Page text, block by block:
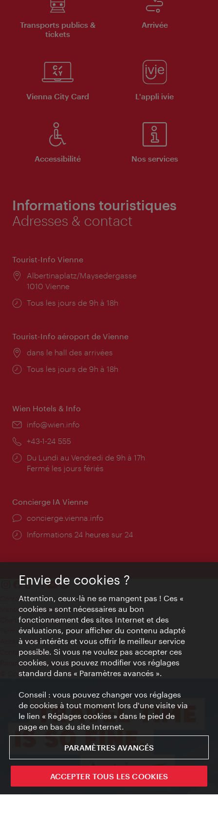
Transports publics &
tickets
Arrivée
Vienna City Card L'appli ivie
Accessibilité Nos services
Informations touristiques
Adresses & contact
Tourist-Info Vienne
Lieu:
Albertinaplatz/Maysedergasse
1010 Vienne
Horaires
Tous les jours de 9h à 18h
Tourist-Info aéroport de Vienne
Lieu:
dans le hall des arrivées
Horaires
Tous les jours de 9h à 18h
Wien Hotels & Info
E-
info@wien.info
Téléphone:
+43-1-24 555
Horaires
d'ouverture:
Du Lundi au Vendredi de 9h à 17h
Fermé les jours fériés
Concierge IA Vienne
Ort:
concierge.vienna.info
Öffnungszeiten:
Informations 24 heures sur 24
Contact
Mentions obligatoires
Charte sur le respect de la vie privée
Terms of Use
Accessibilité
Contact presse
Paramètres de cookies
© Copyright WienTourismus
Envie de cookies ?
Attention, ceux-là ne se mangent pas ! Ces «
cookies » sont nécessaires au bon
fonctionnement des sites Internet et des
évaluations, pour afficher du contenu adapté
à vos intérêts et vous offrir le meilleur service
possible. Si vous ne voulez pas accepter ces
cookies, vous pouvez modifier vos réglages
standard dans « Paramètres avancés ».
Conseil : vous pouvez changer vos réglages
de cookies à tout moment lors d'une visite via
le lien « Réglages cookies » dans le pied de
page en bas du site Internet.
PARAMÈTRES AVANCÉS
ACCEPTER TOUS LES COOKIES